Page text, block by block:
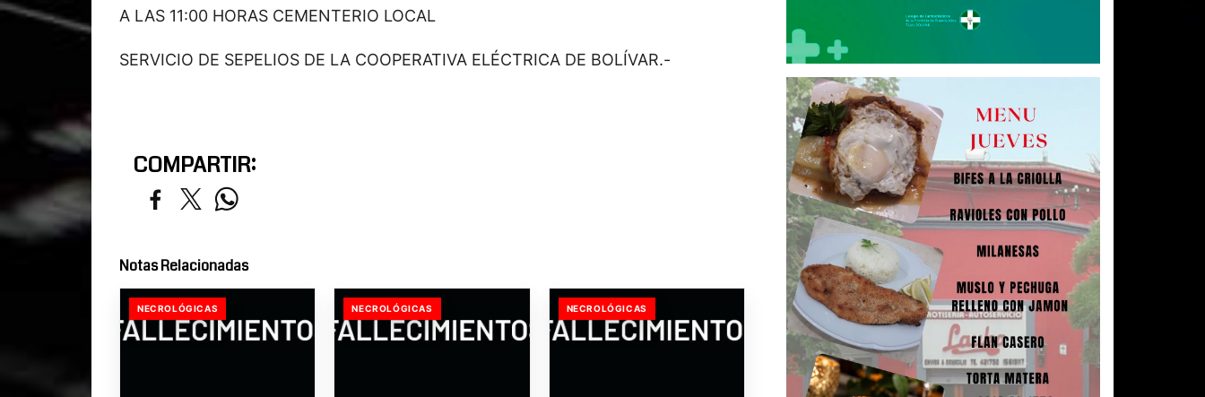
A LAS 11:00 HORAS CEMENTERIO LOCAL
SERVICIO DE SEPELIOS DE LA COOPERATIVA ELÉCTRICA DE BOLÍVAR.-
COMPARTIR:
Notas Relacionadas
NECROLÓGICAS NECROLÓGICAS NECROLÓGICAS